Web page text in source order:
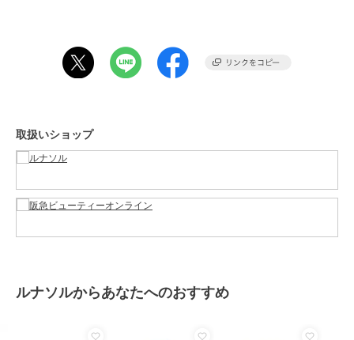
商品のお取り扱い方法
取扱いショップ
ルナソルからあなたへのおすすめ